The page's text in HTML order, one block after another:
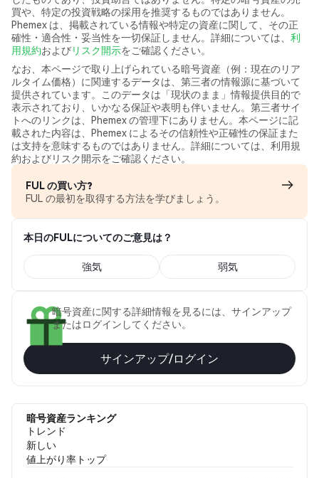
買や、特定の投資戦略の採用を推奨するものではありません。
Phemex は、掲載されている情報や特定の資産に関して、その正
確性・適合性・妥当性を一切保証しません。詳細については、 利
用規約およびリスク開示をご確認ください。
なお、本ページで取り上げられている暗号資産（例：現在のリア
ルタイム価格）に関連するデータは、第三者の情報源に基づいて
提供されています。このデータは「現状のまま」情報提供目的で
表示されており、いかなる保証や表明も伴いません。第三者サイ
トへのリンクは、Phemex の管理下にありません。本ページに記
載された内容は、Phemex によるその信頼性や正確性の保証また
は支持を意味するものではありません。詳細については、利用規
約およびリスク開示をご確認ください。
FUL の買い方?
FUL の最初を取得する方法を学びましょう。
本日のFULについてのご意見は？
強気 弱気
暗号資産に関する詳細情報を見るには、サインアップ
またはログインしてください。
サインアップ/ログイン
暗号資産ランキング
トレンド
新しい
値上がり率トップ